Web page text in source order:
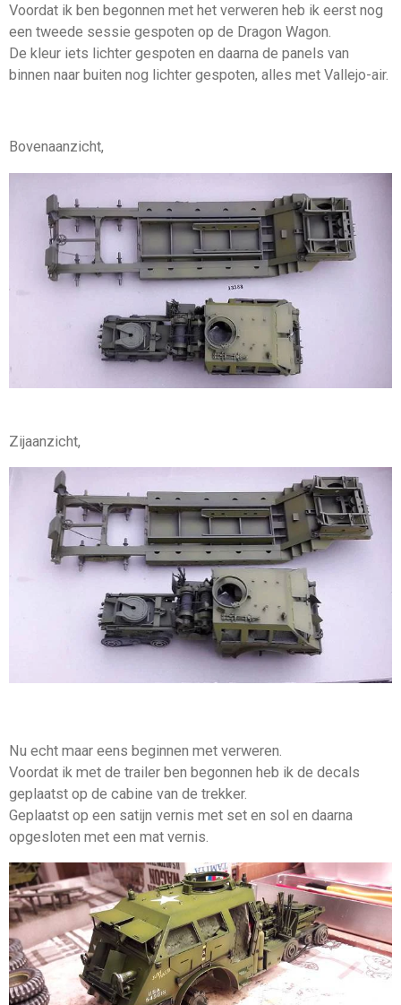
Voordat ik ben begonnen met het verweren heb ik eerst nog
een tweede sessie gespoten op de Dragon Wagon.
De kleur iets lichter gespoten en daarna de panels van
binnen naar buiten nog lichter gespoten, alles met Vallejo-air.
Bovenaanzicht,
Zijaanzicht,
Nu echt maar eens beginnen met verweren.
Voordat ik met de trailer ben begonnen heb ik de decals
geplaatst op de cabine van de trekker.
Geplaatst op een satijn vernis met set en sol en daarna
opgesloten met een mat vernis.